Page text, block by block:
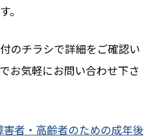
。
のチラシで詳細をご確認い
お気軽にお問い合わせ下さ
害者・高齢者のための成年後